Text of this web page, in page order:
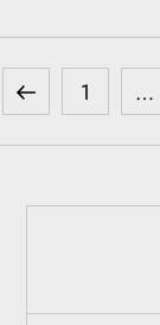
P
a
Previous
page
Page
1 …